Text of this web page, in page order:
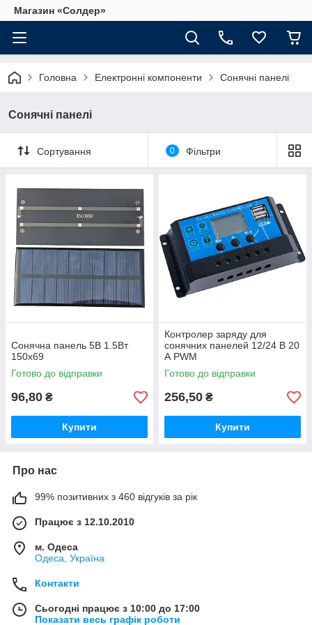
Магазин «Солдер»
Головна Електронні компоненти Сонячні панелі
Сонячні панелі
Сортування 0 Фільтри
Сонячна панель 5В 1.5Вт
150х69
Готово до відправки
96,80 ₴
Купити
Контролер заряду для
сонячних панелей 12/24 В 20
А PWM
Готово до відправки
256,50 ₴
Купити
Про нас
99% позитивних з 460 відгуків за рік
Працює з 12.10.2010
м. Одеса
Одеса, Україна
Контакти
Сьогодні працює з 10:00 до 17:00
Показати весь графік роботи